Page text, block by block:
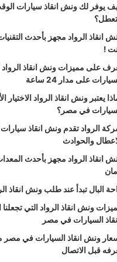
يوفر لك ونش انقاذ سيارات
انقاذ الرواد مجهز بأحدث
!
على مميزات ونش انقاذ الرواد
على مدار 24 ساعة
يعتبر ونش انقاذ الرواد الاختيار
في مصر؟
الرواد تقدم ونش انقاذ
والحوادث
انقاذ الرواد مجهز بأحدث
البال تبدأ عند طلب ونش انقاذ
ونش انقاذ الرواد التي تجعلنا
السيارات في مصر
ونش انقاذ السيارات في مصر
قبل الاتصال